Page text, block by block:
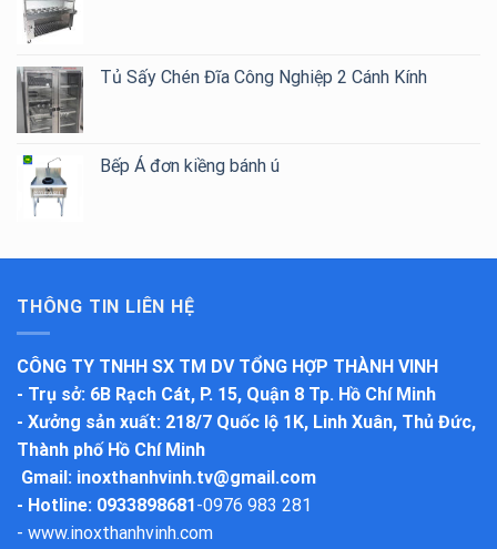
Tủ Sấy Chén Đĩa Công Nghiệp 2 Cánh Kính
Bếp Á đơn kiềng bánh ú
THÔNG TIN LIÊN HỆ
CÔNG TY TNHH SX TM DV TỔNG HỢP THÀNH VINH
- Trụ sở: 6B Rạch Cát, P. 15, Quận 8 Tp. Hồ Chí Minh
- Xưởng sản xuất: 218/7 Quốc lộ 1K, Linh Xuân, Thủ Đức,
Thành phố Hồ Chí Minh
Gmail: inoxthanhvinh.tv@gmail.com
- Hotline: 0933898681 -0976 983 281
- www.inoxthanhvinh.com